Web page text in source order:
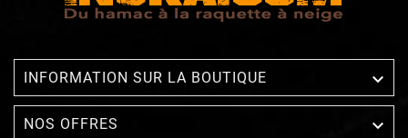
INFORMATION SUR LA BOUTIQUE 
NOS OFFRES 